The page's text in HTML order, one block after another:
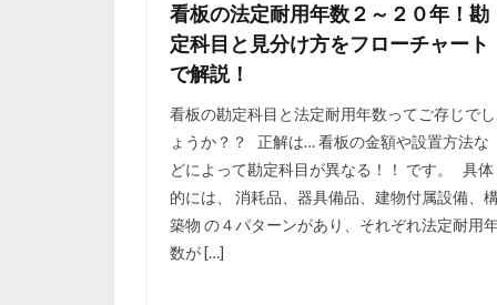
看板の法定耐用年数２～２０年！勘
定科目と見分け方をフローチャート
で解説！
看板の勘定科目と法定耐用年数ってご存じでし
ょうか？？ 正解は… 看板の金額や設置方法な
どによって勘定科目が異なる！！ です。 具体
的には、 消耗品、器具備品、建物付属設備、
築物 の４パターンがあり、それぞれ法定耐用
数が […]